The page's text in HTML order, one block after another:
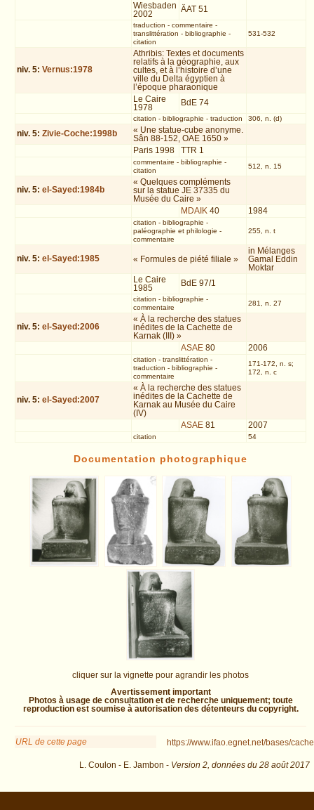
Wiesbaden
2002
ÄAT 51
traduction - commentaire -
translittération - bibliographie -
citation
531-532
niv. 5:Vernus:1978
Athribis: Textes et documents
relatifs à la géographie, aux
cultes, et à l’histoire d’une
ville du Delta égyptien à
l’époque pharaonique
Le Caire
1978
BdE 74
citation - bibliographie - traduction 306, n. (d)
niv. 5:Zivie-Coche:1998b
« Une statue-cube anonyme.
Sân 88-152, OAE 1650 »
Paris 1998
TTR 1
commentaire - bibliographie -
citation
512, n. 15
niv. 5:el-Sayed:1984b
« Quelques compléments
sur la statue JE 37335 du
Musée du Caire »
MDAIK 40 1984
citation - bibliographie -
paléographie et philologie -
commentaire
255, n. t
niv. 5:el-Sayed:1985 « Formules de piété filiale »
in Mélanges
Gamal Eddin
Moktar
Le Caire
1985
BdE 97/1
citation - bibliographie -
commentaire
281, n. 27
niv. 5:el-Sayed:2006
« À la recherche des statues
inédites de la Cachette de
Karnak (III) »
ASAE 80 2006
citation - translittération -
traduction - bibliographie -
commentaire
171-172, n. s;
172, n. c
niv. 5:el-Sayed:2007
« À la recherche des statues
inédites de la Cachette de
Karnak au Musée du Caire
(IV)
ASAE 81 2007
citation 54
Documentation photographique
cliquer sur la vignette pour agrandir les photos
Avertissement important
Photos à usage de consultation et de recherche uniquement; toute
reproduction est soumise à autorisation des détenteurs du copyright.
URL de cette page https://www.ifao.egnet.net/bases/
L. Coulon - E. Jambon - Version 2, données du 28 août 2017